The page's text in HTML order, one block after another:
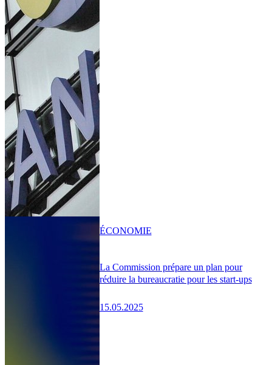
La Commission prépare un plan pour
réduire la bureaucratie pour les start-ups
15.05.2025
ÉCONOMIE